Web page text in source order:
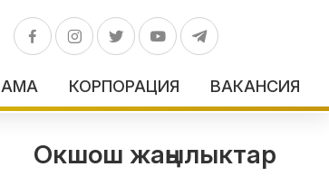
КОРПОРАЦИЯ ВАКАНСИЯ
Окшош жаңылыктар